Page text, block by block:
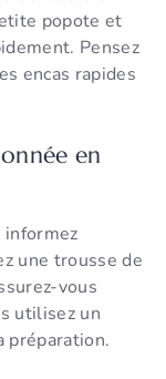
popote et
Pensez
encas rapides
en
informez
une trousse de
vous
utilisez un
préparation.